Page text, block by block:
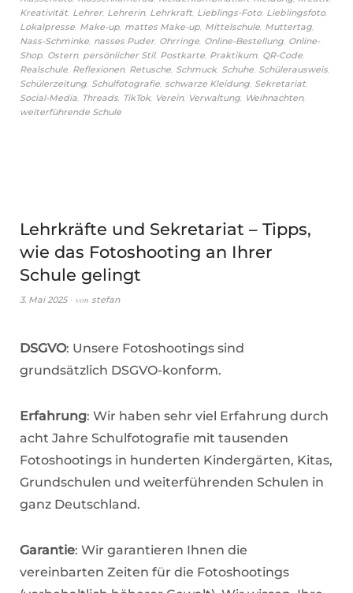
Kreativität Lehrer, Lehrerin, Lehrkraft Lieblings-Foto, Lieblingsfoto,
Lokalpresse Make-up mattes Make-up Mittelschule Muttertag
Nass-Schminke nasses Puder, Ohrringe Online-Bestellung Online-
Shop Ostern, persönlicher Stil, Postkarte Praktikum QR-Code
Realschule Reflexionen, Retusche Schmuck, Schuhe Schülerausweis
Schülerzeitung Schulfotografie schwarze Kleidung Sekretariat
Social-Media Threads TikTok, Verein, Verwaltung Weihnachten,
weiterführende Schule
Lehrkräfte und Sekretariat – Tipps,
wie das Fotoshooting an Ihrer
Schule gelingt
3. Mai 2025 von stefan
DSGVO: Unsere Fotoshootings sind
grundsätzlich DSGVO-konform.
Erfahrung: Wir haben sehr viel Erfahrung durch
acht Jahre Schulfotografie mit tausenden
Fotoshootings in hunderten Kindergärten, Kitas,
Grundschulen und weiterführenden Schulen in
ganz Deutschland.
Garantie: Wir garantieren Ihnen die
vereinbarten Zeiten für die Fotoshootings